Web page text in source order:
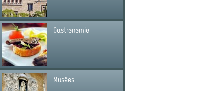
Gastronomie
Musées